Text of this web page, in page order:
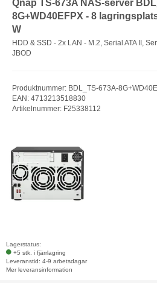
Qnap TS-673A NAS-server
8G+WD40EFPX - 8
W
HDD & SSD - 2x LAN - M.2, Serial ATA II,
JBOD
Produktnummer: BDL_TS-673A-
EAN: 4713213518830
Artikelnummer: F25338112
Lagerstatus:
+5 stk. i fjärrlagring
Leveranstid: 4-9 arbetsdagar
Mer leveransinformation